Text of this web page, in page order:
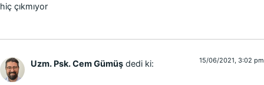
hiç çıkmıyor
Uzm. Psk. Cem Gümüş dedi ki: 15/06/2021, 3:02 pm